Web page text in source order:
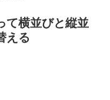
て横並びと縦並
える